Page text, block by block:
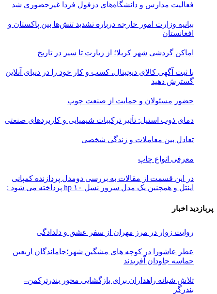
فعالیت مدارس و دانشگاه‌های دزفول فردا غیرحضوری شد
بیانیه وزارت امور خارجه درباره تشدید تنش‌ها بین پاکستان و
افغانستان
اماکن گردشی شهر کربلا؛ از زیارت تا سیر در تاریخ
با ثبت آگهی کالای دیجیتال، کسب و کار خود را در دنیای آنلاین
گسترش دهید
حضور مسئولان و حمایت از صنعت چوب
دمای ذوب استیل: تأثیر ترکیبات شیمیایی و کاربردهای صنعتی
تعادل بین معاملات و زندگی شخصی
معرفی انواع چاپ
در این قسمت از مقالات به بررسی دو‌مدل پردازنده کمپانی
اینتل و همچنین یک مدل سرور نسل ۱۰ hp پرداخته می شود :
پربازدید اخبار
روایت زوار در مرز مهران از سفر عشق و دلدادگی
عطر عاشورا در کوچه های مشگین شهر؛جاماندگان اربعین
حماسه جاودان آفریدند
تلاش شبانه راهداران برای بازگشایی محور بندرترکمن–
بندرگز